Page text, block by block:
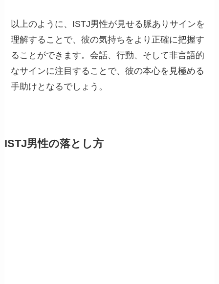
以上のように、ISTJ男性が見せる脈ありサインを
理解することで、彼の気持ちをより正確に把握す
ることができます。会話、行動、そして非言語的
なサインに注目することで、彼の本心を見極める
手助けとなるでしょう。
ISTJ男性の落とし方